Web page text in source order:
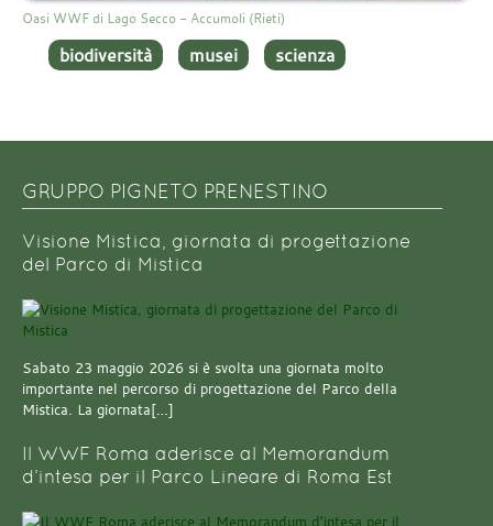
Oasi WWF di Lago Secco - Accumoli (Rieti)
biodiversità musei scienza
GRUPPO PIGNETO PRENESTINO
Visione Mistica, giornata di progettazione
del Parco di Mistica
Sabato 23 maggio 2026 si è svolta una giornata molto
importante nel percorso di progettazione del Parco della
Mistica. La giornata[…]
Il WWF Roma aderisce al Memorandum
d’intesa per il Parco Lineare di Roma Est